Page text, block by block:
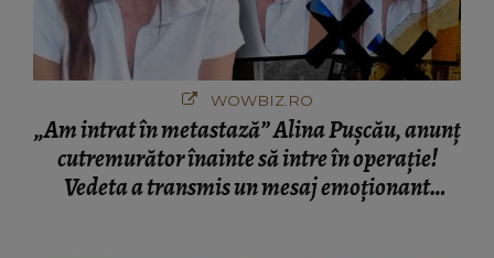
WOWBIZ.RO
„Am intrat în metastază” Alina Pușcău, anunț
cutremurător înainte să intre în operație!
Vedeta a transmis un mesaj emoționant